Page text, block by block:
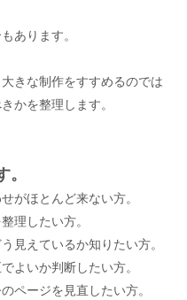
あります。
きな制作をすすめるのでは
かを整理します。
がほとんど来ない方。
理したい方。
見えているか知りたい方。
よいか判断したい方。
ページを見直したい方。